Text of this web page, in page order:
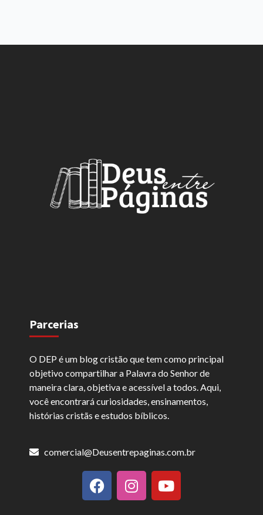
Parcerias
O DEP é um blog cristão que tem como principal
objetivo compartilhar a Palavra do Senhor de
maneira clara, objetiva e acessível a todos. Aqui,
você encontrará curiosidades, ensinamentos,
histórias cristãs e estudos bíblicos.
comercial@Deusentrepaginas.com.br
F
a
c
I
n
s
Y
o
u